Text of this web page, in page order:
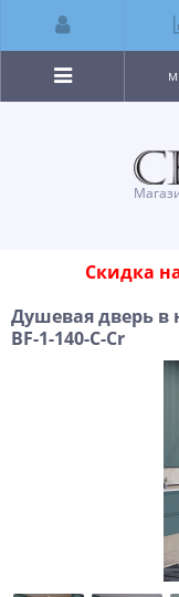
Скидка
Душевая дверь в
BF-1-140-C-Cr